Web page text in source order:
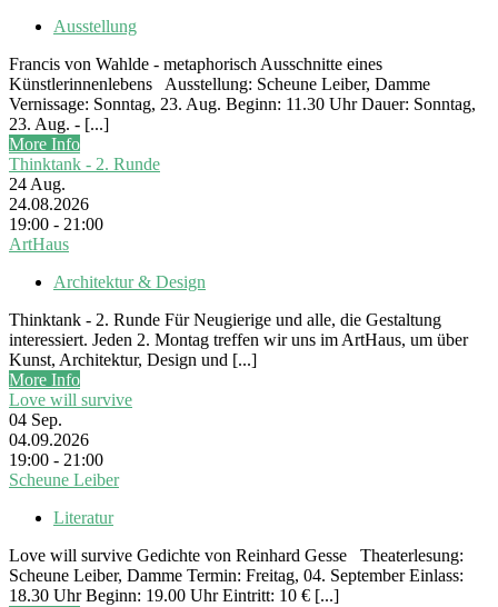
Ausstellung
Francis von Wahlde - metaphorisch Ausschnitte eines
Künstlerinnenlebens Ausstellung: Scheune Leiber, Damme
Vernissage: Sonntag, 23. Aug. Beginn: 11.30 Uhr Dauer: Sonntag,
23. Aug. - [...]
More Info
Thinktank - 2. Runde
24Aug.
24.08.2026
19:00 - 21:00
ArtHaus
Architektur & Design
Thinktank - 2. Runde Für Neugierige und alle, die Gestaltung
interessiert. Jeden 2. Montag treffen wir uns im ArtHaus, um über
Kunst, Architektur, Design und [...]
More Info
Love will survive
04 Sep.
04.09.2026
19:00 - 21:00
Scheune Leiber
Literatur
Love will survive Gedichte von Reinhard Gesse Theaterlesung:
Scheune Leiber, Damme Termin: Freitag, 04. September Einlass:
18.30 Uhr Beginn: 19.00 Uhr Eintritt: 10 € [...]